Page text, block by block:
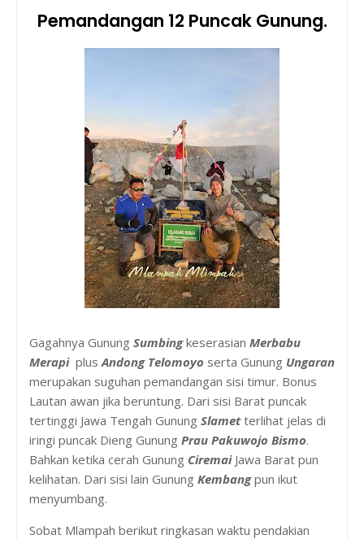
Pemandangan 12 Puncak Gunung.
Gagahnya Gunung Sumbingkeserasian Merbabu
Merapiplus Andong Telomoyo serta Gunung Ungaran
merupakan suguhan pemandangan sisi timur. Bonus
Lautan awan jika beruntung. Dari sisi Barat puncak
tertinggi Jawa Tengah Gunung Slametterlihat jelas di
iringi puncak Dieng Gunung Prau Pakuwojo Bismo.
Bahkan ketika cerah Gunung CiremaiJawa Barat pun
kelihatan. Dari sisi lain Gunung Kembangpun ikut
menyumbang.
Sobat Mlampah berikut ringkasan waktu pendakian